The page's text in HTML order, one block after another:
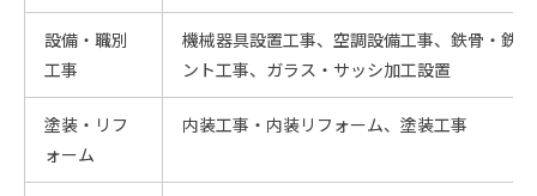
設備・職別
工事
機械器具設置工事、空調設備工事、鉄骨・鉄
ント工事、ガラス・サッシ加工設置
塗装・リフ
ォーム
内装工事・内装リフォーム、塗装工事